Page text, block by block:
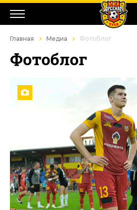
Главная Медиа Фотоблог
Фотоблог